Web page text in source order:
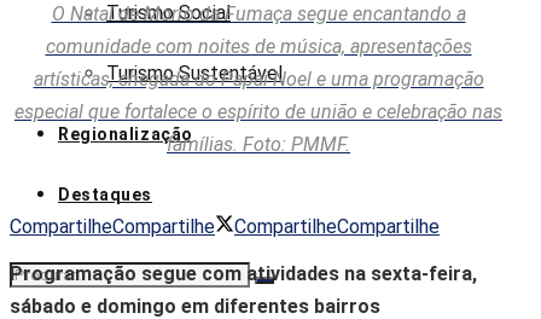
Turismo Social
Turismo Sustentável
Regionalização
Destaques
O Natal de Morro da Fumaça segue encantando a
comunidade com noites de música, apresentações
artísticas, chegada do Papai Noel e uma programação
especial que fortalece o espírito de união e celebração nas
famílias. Foto: PMMF.
CompartilheCompartilhe CompartilheCompartilhe
Programação segue com atividades na sexta-feira,
sábado e domingo em diferentes bairros